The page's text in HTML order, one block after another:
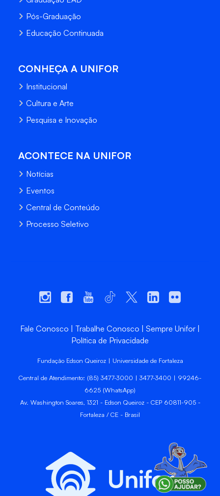
Pós-Graduação
Educação Continuada
CONHEÇA A UNIFOR
Institucional
Cultura e Arte
Pesquisa e Inovação
ACONTECE NA UNIFOR
Notícias
Eventos
Central de Conteúdo
Processo Seletivo
Fale Conosco Trabalhe Conosco
Sempre Unifor
Política de Privacidade
Fundação Edson Queiroz | Universidade de Fortaleza
Central de Atendimento: (85) 3477-3000 | 3477-3400 | 99246-
6625 (WhatsApp)
Av. Washington Soares, 1321 - Edson Queiroz - CEP 60811-905 -
Fortaleza / CE - Brasil